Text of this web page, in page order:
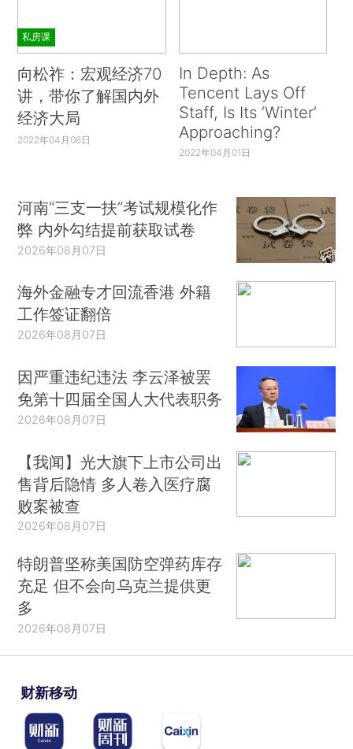
私房课
向松祚：宏观经济70
讲，带你了解国内外
经济大局
2022年04月06日
In Depth: As
Tencent Lays Off
Staff, Is Its ‘Winter’
Approaching?
2022年04月01日
河南“三支一扶”考试规模化作
弊 内外勾结提前获取试卷
2026年08月07日
海外金融专才回流香港 外籍
工作签证翻倍
2026年08月07日
因严重违纪违法 李云泽被罢
免第十四届全国人大代表职务
2026年08月07日
【我闻】光大旗下上市公司出
售背后隐情 多人卷入医疗腐
败案被查
2026年08月07日
特朗普坚称美国防空弹药库存
充足 但不会向乌克兰提供更
多
2026年08月07日
财新移动